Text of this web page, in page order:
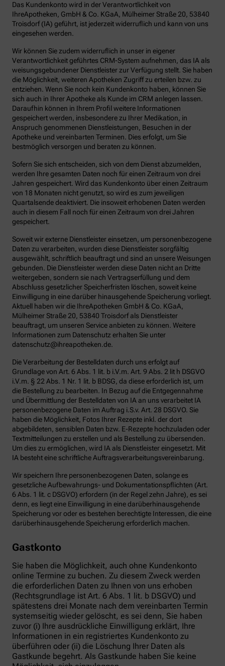
Das Kundenkonto wird in der Verantwortlichkeit von
IhreApotheken, GmbH & Co. KGaA, Mülheimer Straße 20, 53840
Troisdorf (IA) geführt, ist jederzeit widerruflich und kann von uns
eingesehen werden.
Wir können Sie zudem widerruflich in unser in eigener
Verantwortlichkeit geführtes CRM-System aufnehmen, das IA als
weisungsgebundener Dienstleister zur Verfügung stellt. Sie haben
die Möglichkeit, weiteren Apotheken Zugriff zu erteilen bzw. zu
entziehen. Wenn Sie noch kein Kundenkonto haben, können Sie
sich auch in Ihrer Apotheke als Kunde im CRM anlegen lassen.
Daraufhin können in Ihrem Profil weitere Informationen
gespeichert werden, insbesondere zu Ihrer Medikation, in
Anspruch genommenen Dienstleistungen, Besuchen in der
Apotheke und vereinbarten Terminen. Dies erfolgt, um Sie
bestmöglich versorgen und beraten zu können.
Sofern Sie sich entscheiden, sich von dem Dienst abzumelden,
werden Ihre gesamten Daten noch für einen Zeitraum von drei
Jahren gespeichert. Wird das Kundenkonto über einen Zeitraum
von 18 Monaten nicht genutzt, so wird es zum jeweiligen
Quartalsende deaktiviert. Die insoweit erhobenen Daten werden
auch in diesem Fall noch für einen Zeitraum von drei Jahren
gespeichert.
Soweit wir externe Dienstleister einsetzen, um personenbezogene
Daten zu verarbeiten, wurden diese Dienstleister sorgfältig
ausgewählt, schriftlich beauftragt und sind an unsere Weisungen
gebunden. Die Dienstleister werden diese Daten nicht an Dritte
weitergeben, sondern sie nach Vertragserfüllung und dem
Abschluss gesetzlicher Speicherfristen löschen, soweit keine
Einwilligung in eine darüber hinausgehende Speicherung vorliegt.
Aktuell haben wir die IhreApotheken GmbH & Co. KGaA,
Mülheimer Straße 20, 53840 Troisdorf als Dienstleister
beauftragt, um unseren Service anbieten zu können. Weitere
Informationen zum Datenschutz erhalten Sie unter
datenschutz@ihreapotheken.de.
Die Verarbeitung der Bestelldaten durch uns erfolgt auf
Grundlage von Art. 6 Abs. 1 lit. b i.V.m. Art. 9 Abs. 2 lit h DSGVO
i.V.m. § 22 Abs. 1 Nr. 1 lit. b BDSG, da diese erforderlich ist, um
die Bestellung zu bearbeiten. In Bezug auf die Entgegennahme
und Übermittlung der Bestelldaten von IA an uns verarbeitet IA
personenbezogene Daten im Auftrag i.S.v. Art. 28 DSGVO. Sie
haben die Möglichkeit, Fotos Ihrer Rezepte inkl. der dort
abgebildeten, sensiblen Daten bzw. E-Rezepte hochzuladen oder
Textmitteilungen zu erstellen und als Bestellung zu übersenden.
Um dies zu ermöglichen, wird IA als Dienstleister eingesetzt. Mit
IA besteht eine schriftliche Auftragsverarbeitungsvereinbarung.
Wir speichern Ihre personenbezogenen Daten, solange es
gesetzliche Aufbewahrungs- und Dokumentationspflichten (Art.
6 Abs. 1 lit. c DSGVO) erfordern (in der Regel zehn Jahre), es sei
denn, es liegt eine Einwilligung in eine darüberhinausgehende
Speicherung vor oder es bestehen berechtigte Interessen, die eine
darüberhinausgehende Speicherung erforderlich machen.
Gastkonto
Sie haben die Möglichkeit, auch ohne Kundenkonto
online Termine zu buchen. Zu diesem Zweck werden
die erforderlichen Daten zu Ihnen von uns erhoben
(Rechtsgrundlage ist Art. 6 Abs. 1 lit. b DSGVO) und
spätestens drei Monate nach dem vereinbarten Termin
systemseitig wieder gelöscht, es sei denn, Sie haben
zuvor (i) Ihre ausdrückliche Einwilligung erklärt, Ihre
Informationen in ein registriertes Kundenkonto zu
überführen oder (ii) die Löschung Ihrer Daten als
Gastkunde begehrt. Als Gastkunde haben Sie keine